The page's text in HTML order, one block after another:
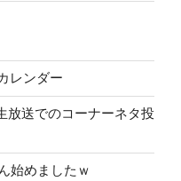
レンダー
放送でのコーナーネタ投
始めましたｗ